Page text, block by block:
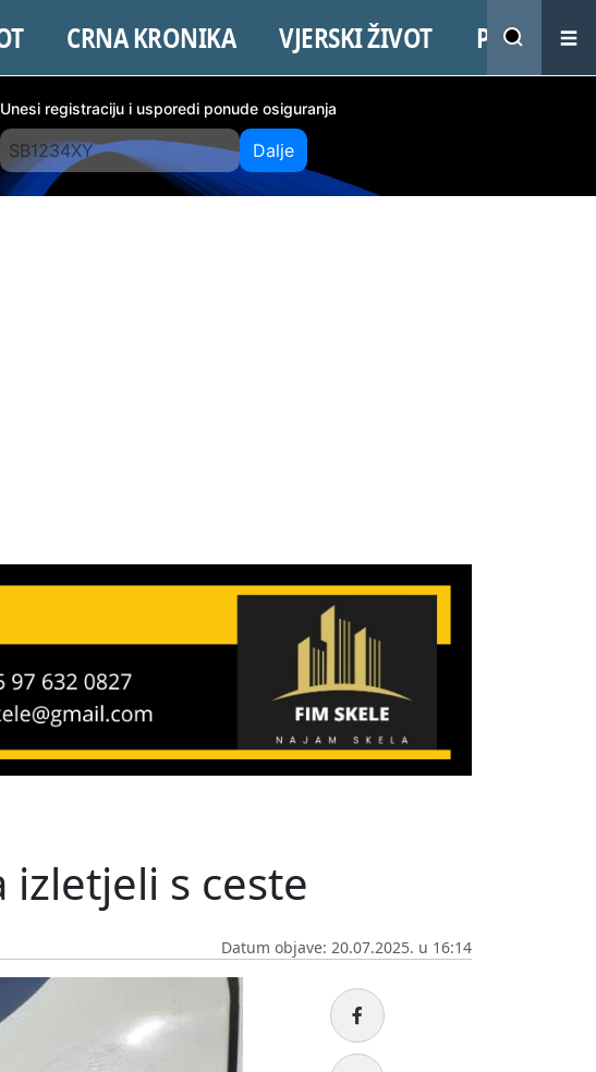
CRNA KRONIKA VJERSKI ŽIVOT PROMO
Unesi registraciju i usporedi ponude osiguranja
Dalje
s ceste
Datum objave: 20.07.2025. u 16:14